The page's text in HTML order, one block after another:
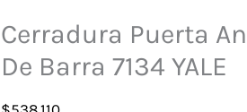
Cerradura Puerta
De Barra 7134 YALE